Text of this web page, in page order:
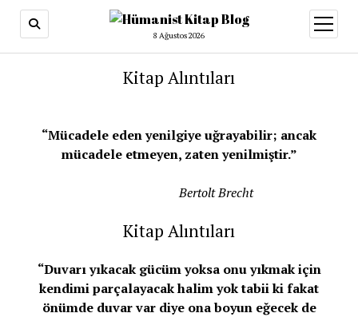
8 Ağustos 2026
aç
Kitap Alıntıları
“Mücadele eden yenilgiye uğrayabilir; ancak
mücadele etmeyen, zaten yenilmiştir.”
Bertolt Brecht
Kitap Alıntıları
“Duvarı yıkacak gücüm yoksa onu yıkmak için
kendimi parçalayacak halim yok tabii ki fakat
önümde duvar var diye ona boyun eğecek de